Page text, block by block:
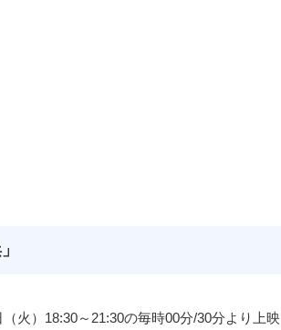
火）18:30～21:30の毎時00分/30分より上映